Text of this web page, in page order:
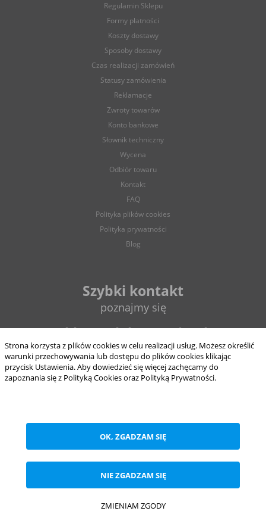
Strona korzysta z plików cookies w celu realizacji usług. Możesz określić
warunki przechowywania lub dostępu do plików cookies klikając
przycisk Ustawienia. Aby dowiedzieć się więcej zachęcamy do
zapoznania się z Polityką Cookies oraz Polityką Prywatności.
OK, ZGADZAM SIĘ
NIE ZGADZAM SIĘ
ZMIENIAM ZGODY
ZAAKCEPTUJ WSZYSTKIE
Anuluj
Regulamin Sklepu
Formy płatności
Koszty dostawy
Sposoby dostawy
Czas realizacji zamówień
Statusy zamówienia
Reklamacje
Zwroty towarów
Konto bankowe
Słownik techniczny
Wycena
Odbiór towaru
Kontakt
FAQ
Polityka plików cookies
Polityka prywatności
Blog
Szybki kontakt
poznajmy się
sklep@elektrycznie.pl
693 897 124
8:00 - 16:00
HME Sp. z o.o. ul. Barwnikowa 28, 95-100 Zgierz NIP 7322171900, Regon
Copyright 2026 by Elektrycznie.pl. Wszelkie prawa zastrzeżone